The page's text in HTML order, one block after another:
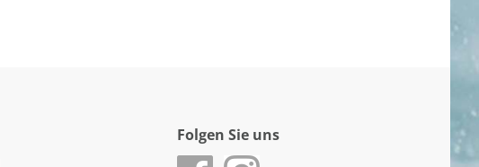
Folgen Sie uns